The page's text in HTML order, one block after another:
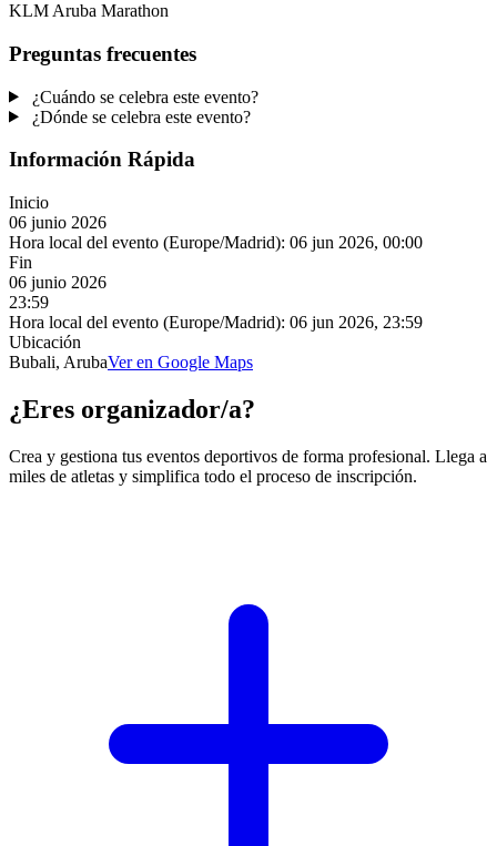
KLM Aruba Marathon
Preguntas frecuentes
¿Cuándo se celebra este evento?
¿Dónde se celebra este evento?
Información Rápida
Inicio
06 junio 2026
Hora local del evento (Europe/Madrid): 06 jun 2026, 00:00
Fin
06 junio 2026
23:59
Hora local del evento (Europe/Madrid): 06 jun 2026, 23:59
Ubicación
Bubali, ArubaVer en Google Maps
¿Eres organizador/a?
Crea y gestiona tus eventos deportivos de forma profesional. Llega a
miles de atletas y simplifica todo el proceso de inscripción.